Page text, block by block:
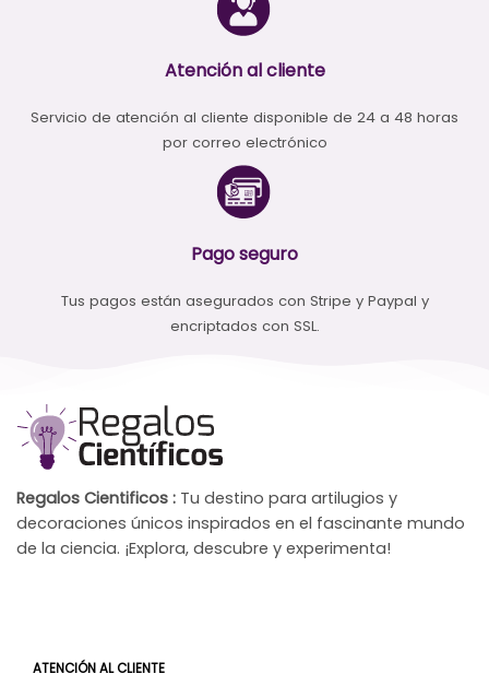
Atención al cliente
Servicio de atención al cliente disponible de 24 a 48 horas
por correo electrónico
Pago seguro
Tus pagos están asegurados con Stripe y Paypal y
encriptados con SSL.
Regalos Cientificos : Tu destino para artilugios y
decoraciones únicos inspirados en el fascinante mundo
de la ciencia. ¡Explora, descubre y experimenta!
ATENCIÓN AL CLIENTE